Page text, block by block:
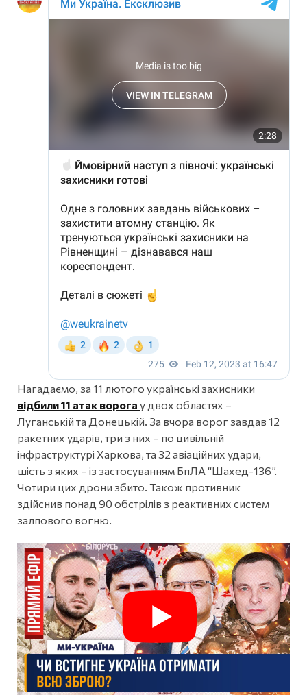
Нагадаємо, за 11 лютого українські захисники
відбили 11 атак ворога у двох областях –
Луганській та Донецькій. За вчора ворог завдав 12
ракетних ударів, три з них – по цивільній
інфраструктурі Харкова, та 32 авіаційних удари,
шість з яких – із застосуванням БпЛА “Шахед-136”.
Чотири цих дрони збито. Також противник
здійснив понад 90 обстрілів з реактивних систем
залпового вогню.